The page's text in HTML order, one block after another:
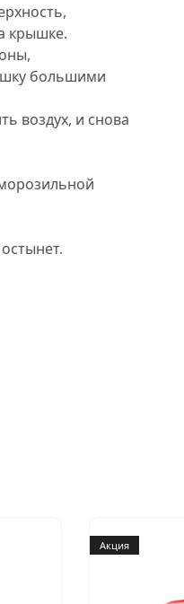
крышке.
большими
воздух, и снова
Акция